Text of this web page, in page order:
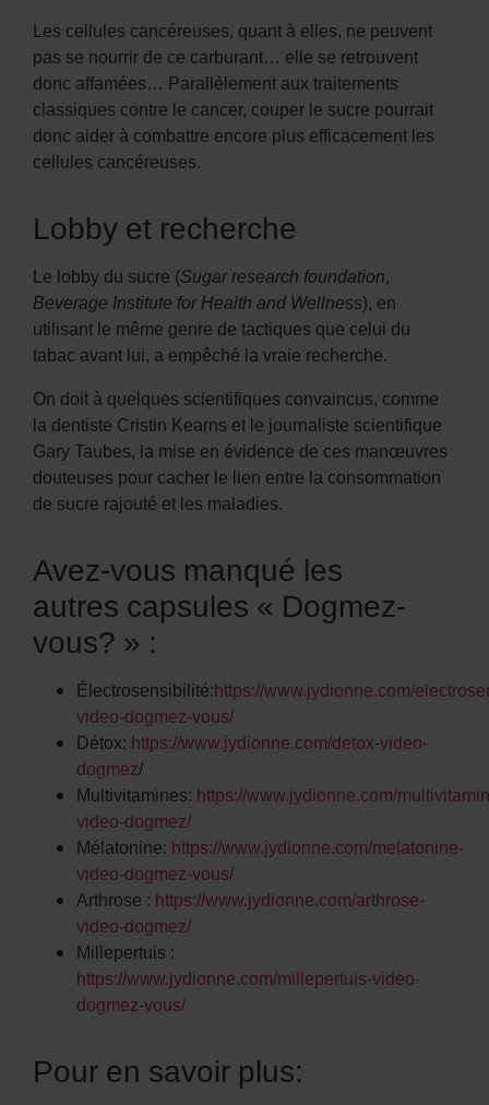
Les cellules cancéreuses, quant à elles, ne peuvent
pas se nourrir de ce carburant… elle se retrouvent
donc affamées… Parallèlement aux traitements
classiques contre le cancer, couper le sucre pourrait
donc aider à combattre encore plus efficacement les
cellules cancéreuses.
Lobby et recherche
Le lobby du sucre (Sugar research foundation,
Beverage Institute for Health and Wellness), en
utilisant le même genre de tactiques que celui du
tabac avant lui, a empêché la vraie recherche.
On doit à quelques scientifiques convaincus, comme
la dentiste Cristin Kearns et le journaliste scientifique
Gary Taubes, la mise en évidence de ces manœuvres
douteuses pour cacher le lien entre la consommation
de sucre rajouté et les maladies.
Avez-vous manqué les
autres capsules « Dogmez-
vous? » :
Électrosensibilité:https://www.jydionne.com/
video-dogmez-vous/
Détox: https://www.jydionne.com/detox-video-
dogmez/
Multivitamines: https://www.jydionne.com/
video-dogmez/
Mélatonine: https://www.jydionne.com/melatonine-
video-dogmez-vous/
Arthrose : https://www.jydionne.com/arthrose-
video-dogmez/
Millepertuis :
https://www.jydionne.com/millepertuis-video-
dogmez-vous/
Pour en savoir plus: